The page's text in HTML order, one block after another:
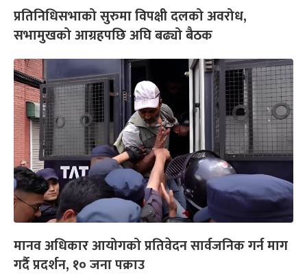
प्रतिनिधिसभाको सुरुमा विपक्षी दलको अवरोध,
सभामुखको आग्रहपछि अघि बढ्यो बैठक
मानव अधिकार आयोगको प्रतिवेदन सार्वजनिक गर्न माग
गर्दै प्रदर्शन, १० जना पक्राउ